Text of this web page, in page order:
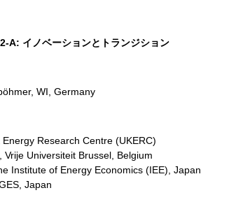
A: イノベーションとトランジション
WI, Germany
Research Centre (UKERC)
Vrije Universiteit Brussel, Belgium
Institute of Energy Economics (IEE), Japan
Japan